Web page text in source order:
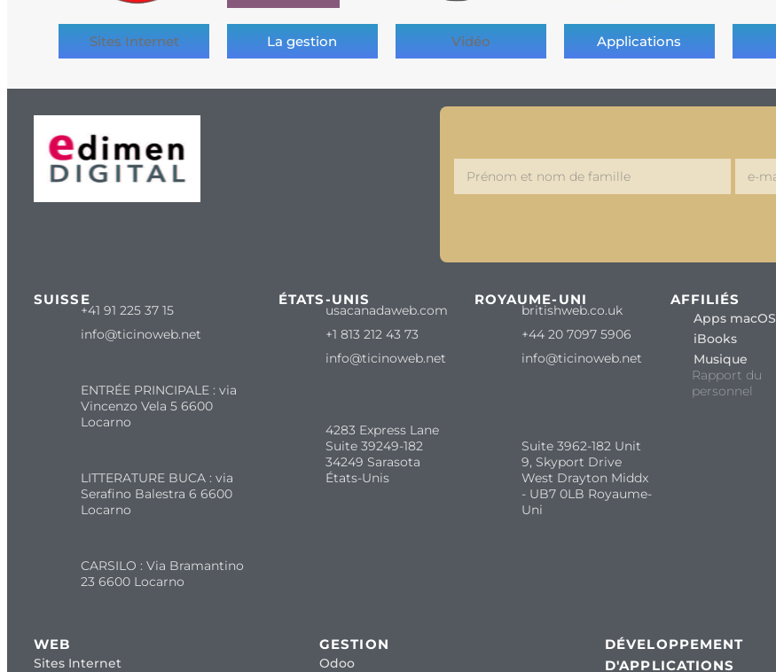
Sites Internet La gestion Vidéo Applications
SUISSE
+41 91 225 37 15
info@ticinoweb.net
ENTRÉE PRINCIPALE : via
Vincenzo Vela 5 6600
Locarno
LITTERATURE BUCA : via
Serafino Balestra 6 6600
Locarno
CARSILO : Via Bramantino
23 6600 Locarno
ÉTATS-UNIS
usacanadaweb.com
+1 813 212 43 73
info@ticinoweb.net
4283 Express Lane
Suite 39249-182
34249 Sarasota
États-Unis
ROYAUME-UNI
britishweb.co.uk
+44 20 7097 5906
info@ticinoweb.net
Suite 3962-182 Unit
9, Skyport Drive
West Drayton Middx
- UB7 0LB Royaume-
Uni
AFFILIÉS
Apps macOS
iBooks
Musique
Rapport du
personnel
WEB
Sites Internet
GESTION
Odoo
DÉVELOPPEMENT
D'APPLICATIONS